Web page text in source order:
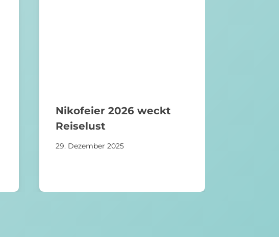
Nikofeier 2026 weckt
Reiselust
29. Dezember 2025